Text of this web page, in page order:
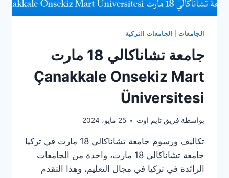
الجامعات| الجامعات التركية
جامعة تشاناكالي 18 مارت
Çanakkale Onsekiz Mart
Üniversitesi
بواسطة فريق تايم اوت 25 مايو، 2024
تكاليف ورسوم جامعة تشاناكالي 18 مارت في تركيا
جامعة تشاناكالي 18 مارت، واحدة من الجامعات
الرائدة في تركيا في مجال التعليم، وهذا التقدم